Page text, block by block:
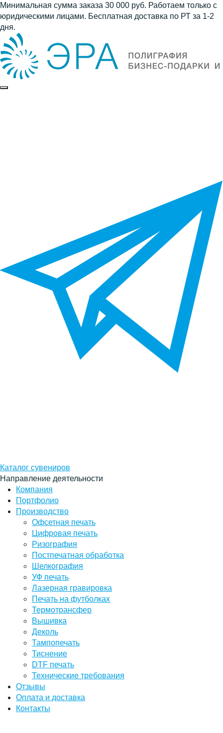
Минимальная сумма заказа 30 000 руб. Работаем только с
юридическими лицами. Бесплатная доставка по РТ за 1-2
дня.
Каталог сувениров
Направление деятельности
Компания
Портфолио
Производство
Офсетная печать
Цифровая печать
Ризография
Постпечатная обработка
Шелкография
УФ печать
Лазерная гравировка
Печать на футболках
Термотрансфер
Вышивка
Деколь
Тампопечать
Тиснение
DTF печать
Технические требования
Отзывы
Оплата и доставка
Контакты